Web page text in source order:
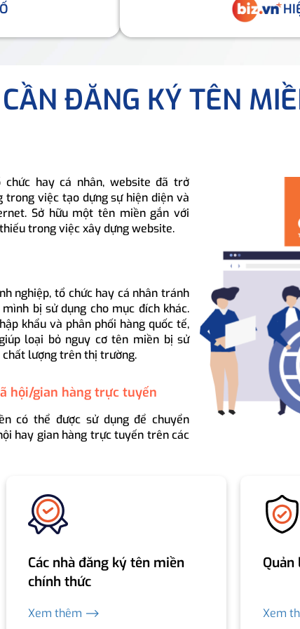
ĐĂNG KÝ TÊN
hay cá nhân, website đã trở
việc tạo dựng sự hiện diện và
Sở hữu một tên miền gắn với
trong việc xây dựng website.
nghiệp, tổ chức hay cá nhân tránh
bị sử dụng cho mục đích khác.
khẩu và phân phối hàng quốc tế,
loại bỏ nguy cơ tên miền bị sử
chất lượng trên thị trường.
hội/gian hàng trực tuyến
có thể được sử dụng để chuyển
hay gian hàng trực tuyến trên các
Các nhà đăng ký tên miền
chính thức
Xem thêm ⟶ Xem